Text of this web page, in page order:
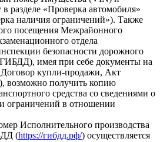
в разделе «Проверка автомобиля»
наличия ограничений»). Также
посещения Межрайонного
отдела
безопасности дорожного
имея при себе документы на
купли-продажи, Акт
возможно получить копию
средства со сведениями о
ограничений в отношении
Исполнительного производства
(https://гибдд.рф/) осуществляется